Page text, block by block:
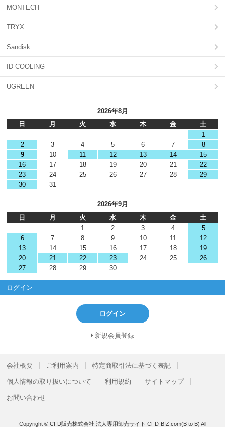
MONTECH
TRYX
Sandisk
ID-COOLING
UGREEN
2026年8月
日
月 火 水 木 金
土
1
2
3 4 5 6 7
8
9
10 11 12 13 14
15
16
17 18 19 20 21
22
23
24 25 26 27 28
29
30
31
2026年9月
日
月 火 水 木 金
土
1
2 3 4
5
6
7 8 9 10 11
12
13
14 15 16 17 18
19
20
21 22 23 24 25
26
27
28 29 30
ログイン
ログイン
新規会員登録
会社概要 ご利用案内 特定商取引法に基づく表記
個人情報の取り扱いについて 利用規約 サイトマップ
お問い合わせ
Copyright © CFD販売株式会社 法人専用卸売サイト CFD-BIZ.com(B to B) All